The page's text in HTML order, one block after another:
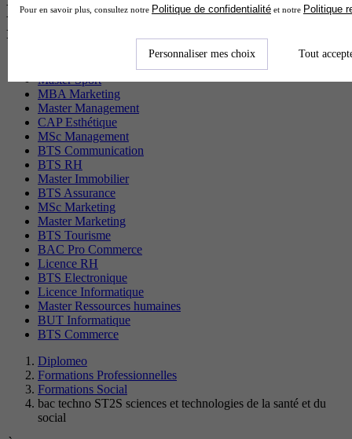
Les diplômes par filière les plus
recherchés
Master Sport
MBA Marketing
Master Management
CAP Esthétique
MSc Management
BTS Communication
BTS RH
Master Immobilier
BTS Assurance
MSc Marketing
Master Marketing
BTS Tourisme
BAC Pro Commerce
Licence RH
BTS Electronique
Licence Informatique
Master Ressources humaines
BUT Informatique
BTS Commerce
Diplomeo
Formations Professionnelles
Formations Social
bac techno ST2S sciences et technologies de la santé et du
social
Pour en savoir plus, consultez notre Politique de confidentialité et notre Politique
Personnaliser mes choix Tout